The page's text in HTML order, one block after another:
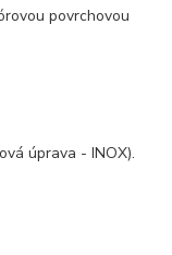
povrchovou
úprava - INOX).